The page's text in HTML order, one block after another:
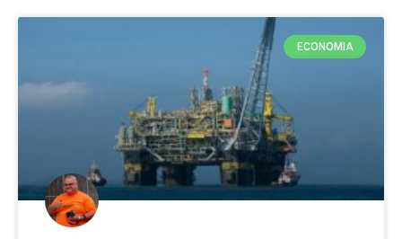
ECONOMIA